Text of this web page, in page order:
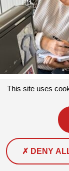
Au quotidien, elles
This site uses
DENY